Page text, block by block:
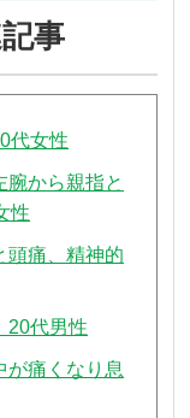
事
代女性
腕から親指と
性
頭痛、精神的
20代男性
が痛くなり息